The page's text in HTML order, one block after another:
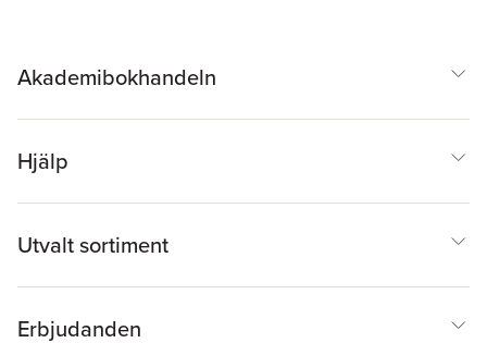
Akademibokhandeln
Hjälp
Utvalt sortiment
Erbjudanden